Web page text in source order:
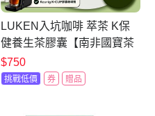
LUKEN入坑咖啡 萃茶 K保
健養生茶膠囊【南非國寶茶
30顆】送5入體驗組LUKEN-
KT-302適用HiBREW/K-
$750
挑戰低價 券 贈品